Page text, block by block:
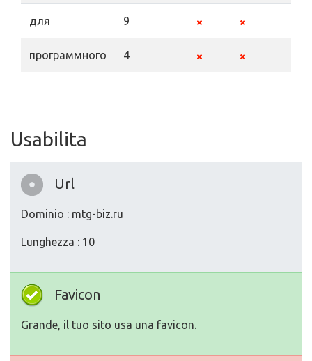
для 9
программного 4
Usabilita
Url
Dominio : mtg-biz.ru
Lunghezza : 10
Favicon
Grande, il tuo sito usa una favicon.